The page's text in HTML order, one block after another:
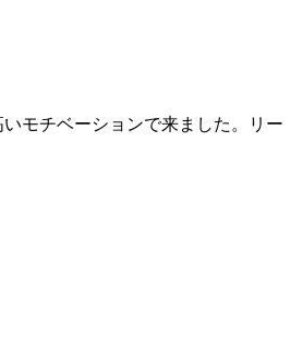
モチベーションで来ました。リー